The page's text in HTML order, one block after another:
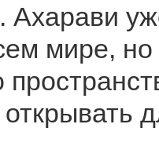
мире,